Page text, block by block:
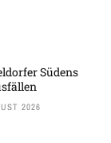
Südens
2026